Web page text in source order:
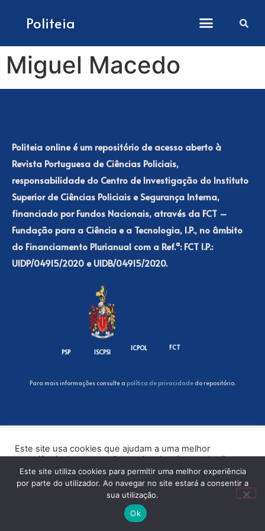
Politeia
Miguel Macedo
Politeia online é um repositório de acesso aberto à
Revista Portuguesa de Ciências Policiais,
responsabilidade do Centro de Investigação do Instituto
Superior de Ciências Policiais e Segurança Interna,
financiado por Fundos Nacionais, através da FCT –
Fundação para a Ciência e a Tecnologia, I.P., no âmbito
do Financiamento Plurianual com a Ref.ª: FCT I.P.:
UIDP/04915/2020 e UIDB/04915/2020.
PSP ISCPSI
ICPOL FCT
Para mais informações consulte a política de privacidadedo repositório.
Este site usa cookies que ajudam a uma melhor
experiência de navegação no site. Ao clicar no botão
“Aceitar” ou continuar a visualizar o nosso site, você
concorda com o uso de cookies no nosso site.
Este site utiliza cookies para permitir uma melhor experiência
por parte do utilizador. Ao navegar no site estará a consentir a
sua utilização.
Ok